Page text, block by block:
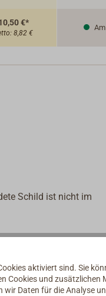
€*
8,82 €
Schild ist nicht im
aktiviert sind. Sie
Cookies und zusätzlichen
wir Daten für die Analyse